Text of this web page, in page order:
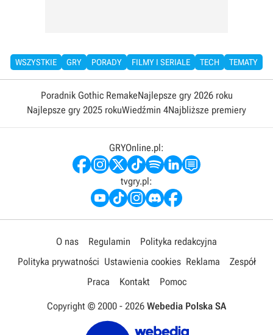
WSZYSTKIE GRY PORADY FILMY I SERIALE TECH TEMATY
Poradnik Gothic RemakeNajlepsze gry 2026 roku
Najlepsze gry 2025 rokuWiedźmin 4Najbliższe premiery
GRYOnline.pl:
tvgry.pl:
O nas Regulamin
Polityka redakcyjna
Polityka prywatności Ustawienia cookies Reklama
Zespół
Praca
Kontakt Pomoc
Copyright © 2000 - 2026 Webedia Polska SA